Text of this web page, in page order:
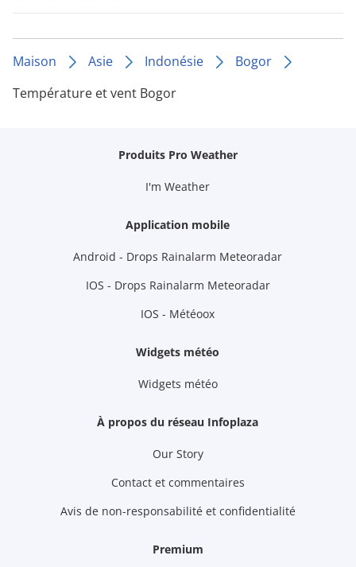
Maison Asie Indonésie
Bogor
Température et vent Bogor
Produits Pro Weather
I'm Weather
Application mobile
Android - Drops Rainalarm Meteoradar
IOS - Drops Rainalarm Meteoradar
IOS - Météoox
Widgets météo
Widgets météo
À propos du réseau Infoplaza
Our Story
Contact et commentaires
Avis de non-responsabilité et confidentialité
Premium